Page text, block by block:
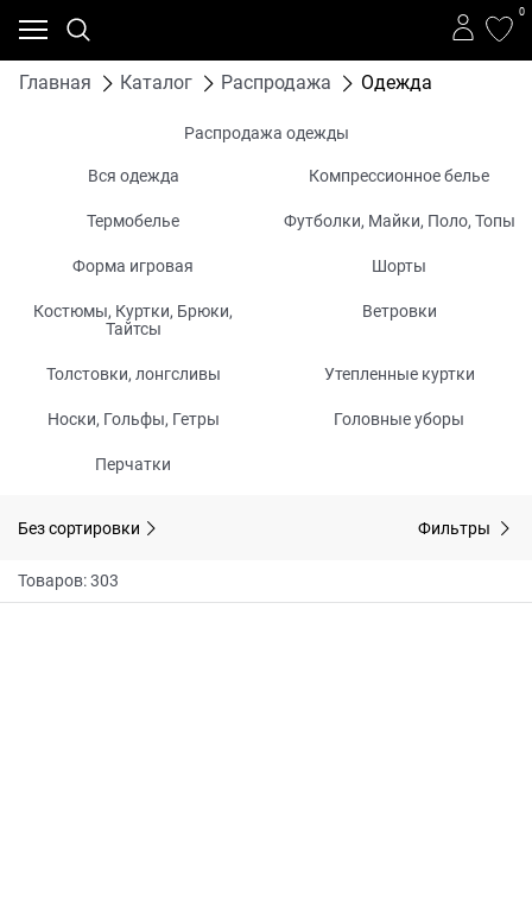
0
Главная Каталог Распродажа Одежда
Распродажа одежды
Вся одежда Компрессионное белье
Термобелье Футболки, Майки, Поло, Топы
Форма игровая Шорты
Костюмы, Куртки, Брюки,
Тайтсы
Ветровки
Толстовки, лонгсливы Утепленные куртки
Носки, Гольфы, Гетры Головные уборы
Перчатки
Без сортировки Фильтры
Товаров: 303